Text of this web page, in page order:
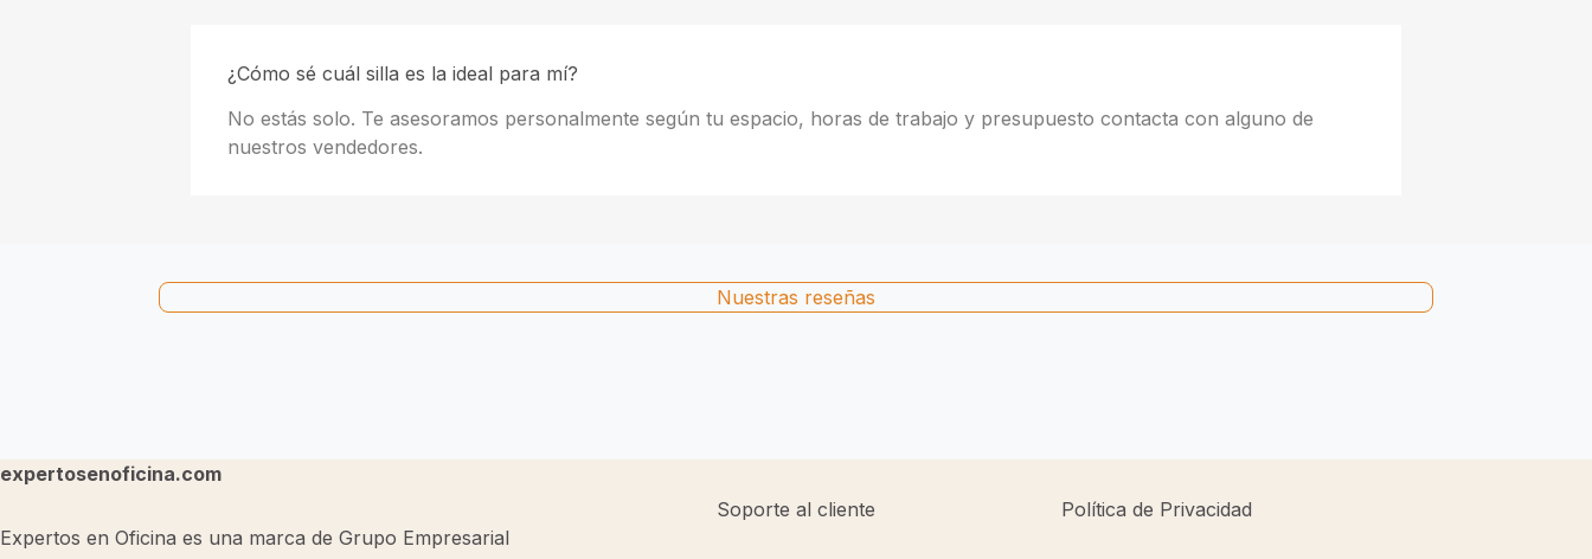
¿Cómo sé cuál silla es la ideal para mí?
No estás solo. Te asesoramos personalmente según tu espacio, horas de trabajo y presupuesto contacta con alguno de
nuestros vendedores.
Nuestras reseñas
expertosenoficina.com
Expertos en Oficina es una marca de Grupo Empresarial
Soporte al cliente Política de Privacidad